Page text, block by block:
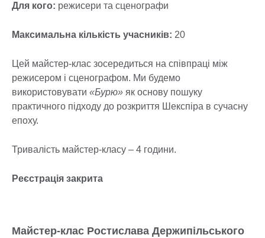
Для кого: режисери та сценографи
Максимальна кількість учасників: 20
Цей майстер-клас зосередиться на співпраці між
режисером і сценографом. Ми будемо
використовувати «Бурю» як основу пошуку
практичного підходу до розкриття Шекспіра в сучасну
епоху.
Тривалість майстер-класу – 4 години.
Реєстрація закрита
Майстер-клас Ростислава Держипільського